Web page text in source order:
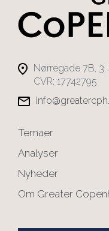
Nørregade 7B, 3.
CVR: 17742795
Temaer
Analyser
Nyheder
Om Greater